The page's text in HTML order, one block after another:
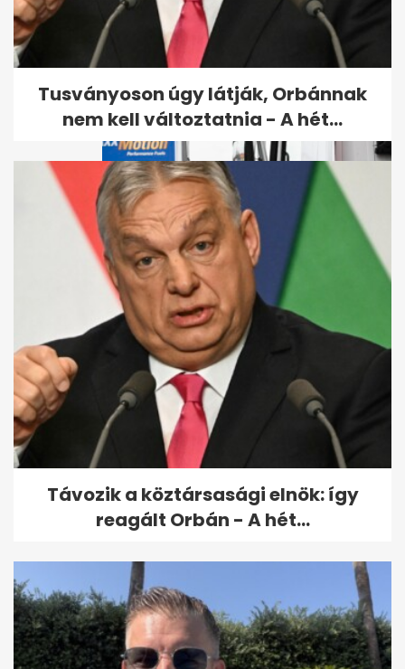
Kiderült, hogyan végzett
gyilkosa a Budapesten eltűnt
amerikai...
Egy hétig országos rendőrségi
ellenőrzést tartanak a
közutakon
Tusványoson úgy látják, Orbánnak
nem kell változtatnia - A hét...
Távozik a köztársasági elnök: így
reagált Orbán - A hét...